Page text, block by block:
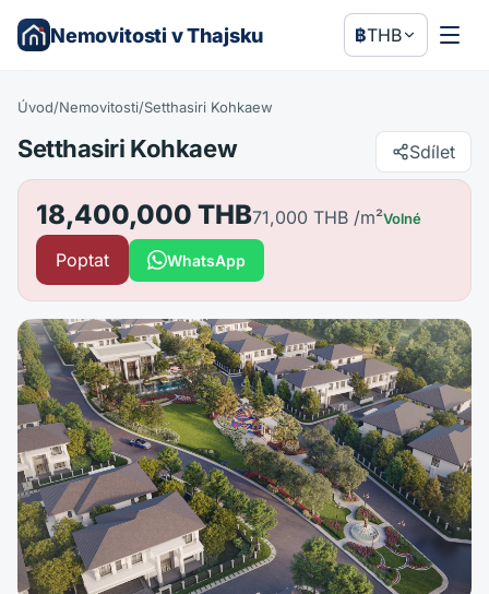
Nemovitosti v Thajsku ฿THB
Úvod/Nemovitosti/Setthasiri Kohkaew
Setthasiri Kohkaew Sdílet
18,400,000 THB71,000 THB /m²Volné
Poptat WhatsApp